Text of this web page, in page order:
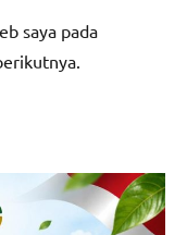
saya pada